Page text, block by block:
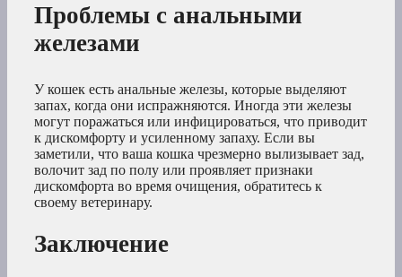
Проблемы с анальными
железами
У кошек есть анальные железы, которые выделяют
запах, когда они испражняются. Иногда эти железы
могут поражаться или инфицироваться, что приводит
к дискомфорту и усиленному запаху. Если вы
заметили, что ваша кошка чрезмерно вылизывает зад,
волочит зад по полу или проявляет признаки
дискомфорта во время очищения, обратитесь к
своему ветеринару.
Заключение